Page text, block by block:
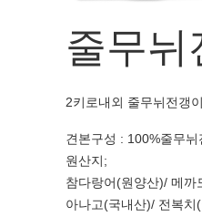
줄무뉘
2키로내외 줄무뉘전갱
견본구성 : 100%줄무
원산지;
참다랑어(원양산)/ 메
아나고(국내산)/ 전복